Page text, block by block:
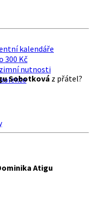
kalendáře
300 Kč
nutnosti
Sobotková z přátel?
Atigu